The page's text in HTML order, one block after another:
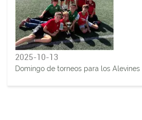
2025-10-13
Domingo de torneos para los Alevines